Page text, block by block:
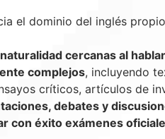
el dominio del inglés
cercanas al
complejos, incluyendo
críticos, artículos de
debates y
con éxito exámenes